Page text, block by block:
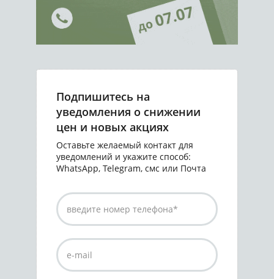
Подпишитесь на
уведомления о снижении
цен и новых акциях
Оставьте желаемый контакт для
уведомлений и укажите способ:
WhatsApp, Telegram, смс или Почта